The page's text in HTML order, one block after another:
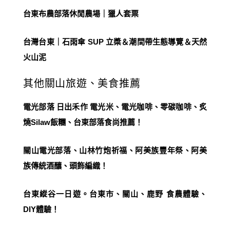
台東布農部落休閒農場｜獵人套票
台灣台東｜石雨傘 SUP 立槳＆潮間帶生態導覽＆天然
火山泥
其他關山旅遊、美食推薦
電光部落 日出禾作 電光米、電光咖啡、零碳咖啡、炙
燒Silaw飯糰、台東部落食尚推薦！
關山電光部落、山林竹炮祈福、阿美族豐年祭、阿美
族傳統酒釀、頭飾編織！
台東縱谷一日遊。台東市、關山、鹿野 食農體驗、
DIY體驗！